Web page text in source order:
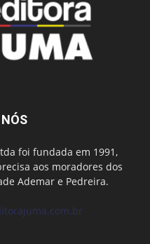
foi fundada em 1991,
aos moradores dos
Ademar e Pedreira.